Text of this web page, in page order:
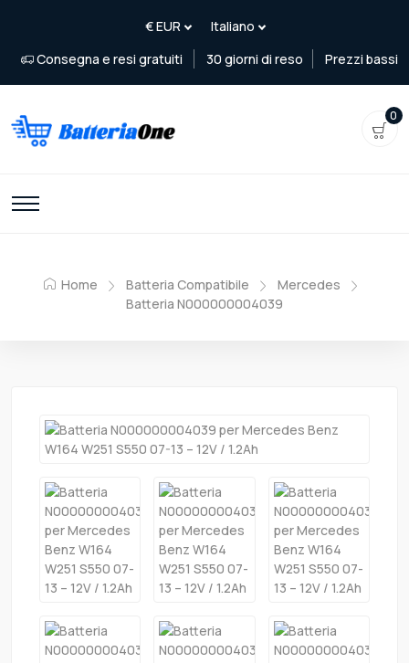
Consegna e resi gratuiti 30 giorni di reso Prezzi bassi
0
Home Batteria Compatibile
Mercedes
Batteria N000000004039